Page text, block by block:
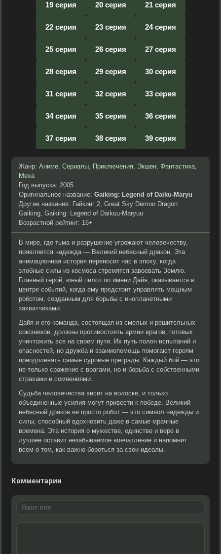
19 серия 20 серия 21 серия
22 серия 23 серия 24 серия
25 серия 26 серия 27 серия
28 серия 29 серия 30 серия
31 серия 32 серия 33 серия
34 серия 35 серия 36 серия
37 серия 38 серия 39 серия
Жанр: Аниме, Сериалы, Приключения, Экшен, Фантастика,
Меха
Год выпуска: 2005
Оригинальное название: Gaiking: Legend of Daiku-Maryu
Другие названия: Гайкинг 2, Great Sky Demon Dragon
Gaiking, Gaiking: Legend of Daikuu-Maryuu
Возрастной рейтинг: 16+
В мире, где тьма и разрушение угрожают человечеству,
появляется надежда — Великий небесный дракон. Эта
анимационная история переносит нас в эпоху, когда
злобные силы из космоса стремятся завоевать Землю.
Главный герой, юный пилот по имени Дайя, оказывается в
центре событий, когда ему предстоит управлять мощным
роботом, созданным для борьбы с инопланетными
захватчиками.
Дайя и его команда, состоящая из смелых и решительных
союзников, должны противостоять армии врагов, готовых
уничтожить все на своем пути. Их путь полон испытаний и
опасностей, но дружба и взаимопомощь помогают героям
преодолевать самые суровые преграды. Каждый бой — это
не только сражение с врагами, но и борьба с собственными
страхами и сомнениями.
Судьба человечества висит на волоске, и только
объединенные усилия могут привести к победе. Великий
небесный дракон не просто робот — это символ надежды и
силы, способный вдохновить даже в самые мрачные
времена. Эта история о мужестве, единстве и вере в
лучшее оставит незабываемое впечатление и напомнит
всем о том, как важно бороться за свои идеалы.
Комментарии